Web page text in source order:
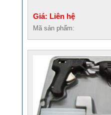
Giá: Liên hệ
Mã sản phẩm: